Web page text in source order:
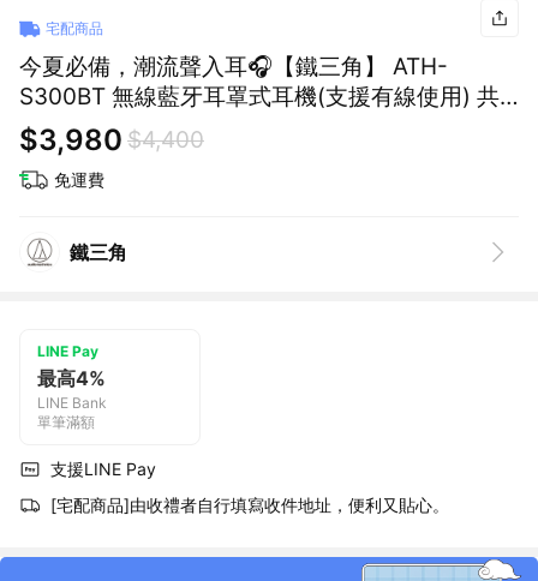
宅配商品
今夏必備，潮流聲入耳🎧【鐵三角】 ATH-
S300BT 無線藍牙耳罩式耳機(支援有線使用) 共
兩色
$3,980 $4,400
免運費
鐵三角
LINE Pay
最高4%
LINE Bank
單筆滿額
支援LINE Pay
[宅配商品]由收禮者自行填寫收件地址，便利又貼心。